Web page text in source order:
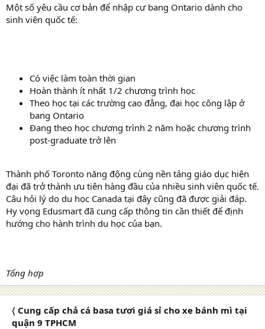
Một số yêu cầu cơ bản để nhập cư bang Ontario dành cho
sinh viên quốc tế:
Có việc làm toàn thời gian
Hoàn thành ít nhất 1/2 chương trình học
Theo học tại các trường cao đẳng, đại học công lập ở
bang Ontario
Đang theo học chương trình 2 năm hoặc chương trình
post-graduate trở lên
Thành phố Toronto năng động cùng nền tảng giáo dục hiện
đại đã trở thành ưu tiên hàng đầu của nhiều sinh viên quốc tế.
Câu hỏi lý do du học Canada tại đây cũng đã được giải đáp.
Hy vọng Edusmart đã cung cấp thông tin cần thiết để định
hướng cho hành trình du học của bạn.
Tổng hợp
〈 Cung cấp chả cá basa tươi giá sỉ cho xe bánh mì tại
quận 9 TPHCM